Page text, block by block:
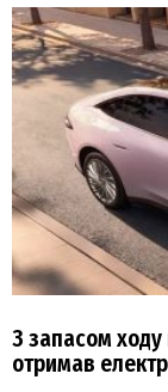
З запасом
отримав